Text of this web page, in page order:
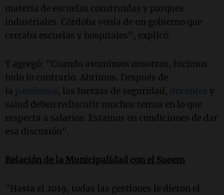
materia de escuelas construidas y parques
industriales. Córdoba venía de un gobierno que
cerraba escuelas y hospitales", explicó.
Y agregó: "Cuando asumimos nosotros, hicimos
todo lo contrario. Abrimos. Después de
la pandemia, las fuerzas de seguridad, docentes y
salud deben rediscutir muchos temas en lo que
respecta a salarios. Estamos en condiciones de dar
esa discusión".
Relación de la Municipalidad con el Suoem
"Hasta el 2019, todas las gestiones le dieron el